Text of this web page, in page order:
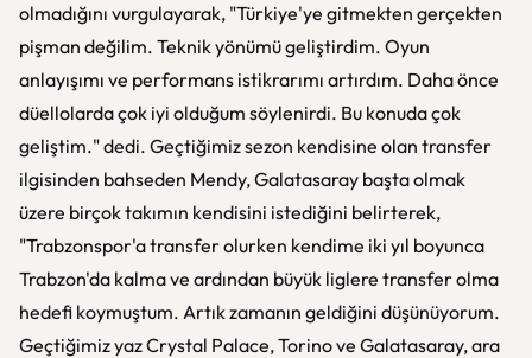
olmadığını vurgulayarak, "Türkiye'ye gitmekten gerçekten
pişman değilim. Teknik yönümü geliştirdim. Oyun
anlayışımı ve performans istikrarımı artırdım. Daha önce
düellolarda çok iyi olduğum söylenirdi. Bu konuda çok
geliştim." dedi. Geçtiğimiz sezon kendisine olan transfer
ilgisinden bahseden Mendy, Galatasaray başta olmak
üzere birçok takımın kendisini istediğini belirterek,
"Trabzonspor'a transfer olurken kendime iki yıl boyunca
Trabzon'da kalma ve ardından büyük liglere transfer olma
hedefi koymuştum. Artık zamanın geldiğini düşünüyorum.
Geçtiğimiz yaz Crystal Palace, Torino ve Galatasaray, ara